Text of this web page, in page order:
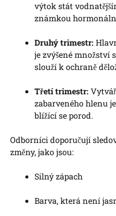
výtok stát
známkou
Druhý trimestr:
je zvýšené množství
slouží k ochraně
Třetí trimestr:
zabarveného hlenu
blížící se porod.
Odborníci doporučují
změny, jako jsou:
Silný zápach
Barva, která není